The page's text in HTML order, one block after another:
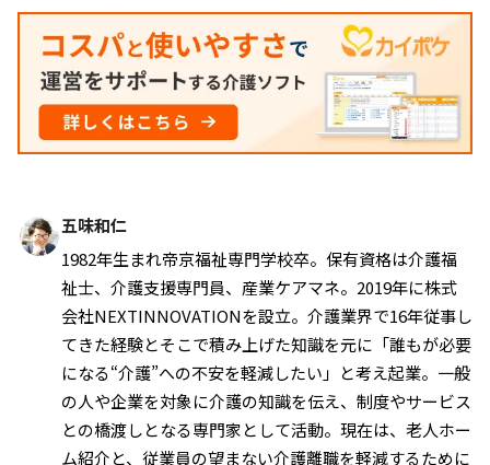
五味和仁
1982年生まれ帝京福祉専門学校卒。保有資格は介護福
祉士、介護支援専門員、産業ケアマネ。2019年に株式
会社NEXTINNOVATIONを設立。介護業界で16年従事し
てきた経験とそこで積み上げた知識を元に「誰もが必要
になる“介護”への不安を軽減したい」と考え起業。一般
の人や企業を対象に介護の知識を伝え、制度やサービス
との橋渡しとなる専門家として活動。現在は、老人ホー
ム紹介と、従業員の望まない介護離職を軽減するために